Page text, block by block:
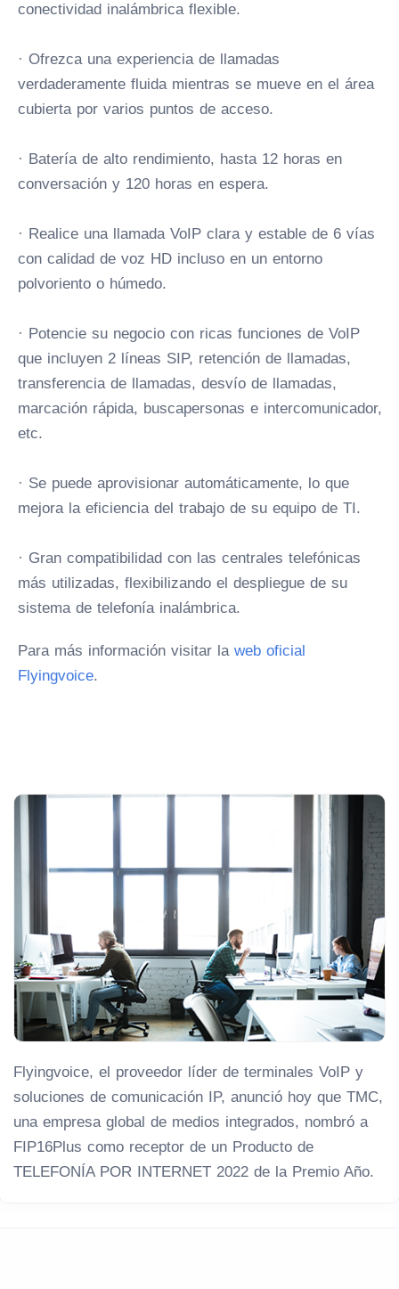
conectividad inalámbrica flexible.
· Ofrezca una experiencia de llamadas
verdaderamente fluida mientras se mueve en el área
cubierta por varios puntos de acceso.
· Batería de alto rendimiento, hasta 12 horas en
conversación y 120 horas en espera.
· Realice una llamada VoIP clara y estable de 6 vías
con calidad de voz HD incluso en un entorno
polvoriento o húmedo.
· Potencie su negocio con ricas funciones de VoIP
que incluyen 2 líneas SIP, retención de llamadas,
transferencia de llamadas, desvío de llamadas,
marcación rápida, buscapersonas e intercomunicador,
etc.
· Se puede aprovisionar automáticamente, lo que
mejora la eficiencia del trabajo de su equipo de TI.
· Gran compatibilidad con las centrales telefónicas
más utilizadas, flexibilizando el despliegue de su
sistema de telefonía inalámbrica.
Para más información visitar la web oficial
Flyingvoice.
Flyingvoice, el proveedor líder de terminales VoIP y
soluciones de comunicación IP, anunció hoy que TMC,
una empresa global de medios integrados, nombró a
FIP16Plus como receptor de un Producto de
TELEFONÍA POR INTERNET 2022 de la Premio Año.